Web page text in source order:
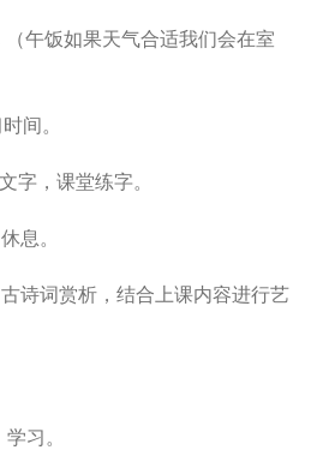
（午饭如果天气合适我们会在室
间。
字，课堂练字。
息。
古诗词赏析，结合上课内容进行艺
习。